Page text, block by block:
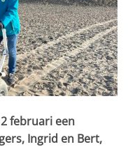
februari een
Ingrid en Bert,